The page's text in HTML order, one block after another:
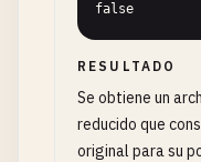
false
RESULTADO
Se obtiene un
reducido que
original para su